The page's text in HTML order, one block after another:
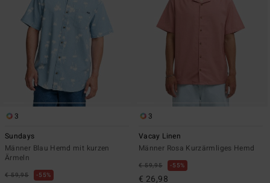
3
Sundays
Männer Blau Hemd mit kurzen
Ärmeln
€ 59,95 55%
3
Vacay Linen
Männer Rosa Kurzärmliges Hemd
€ 59,95 55%
€ 26,98